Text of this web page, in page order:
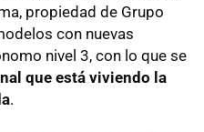
propiedad de Grupo
con nuevas
nivel 3, con lo que se
que está viviendo la
.